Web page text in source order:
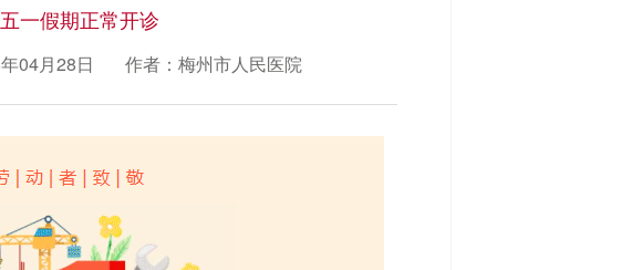
一假期正常开诊
04月28日 作者：梅州市人民医院